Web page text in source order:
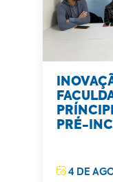
PRÉ-
4 DE